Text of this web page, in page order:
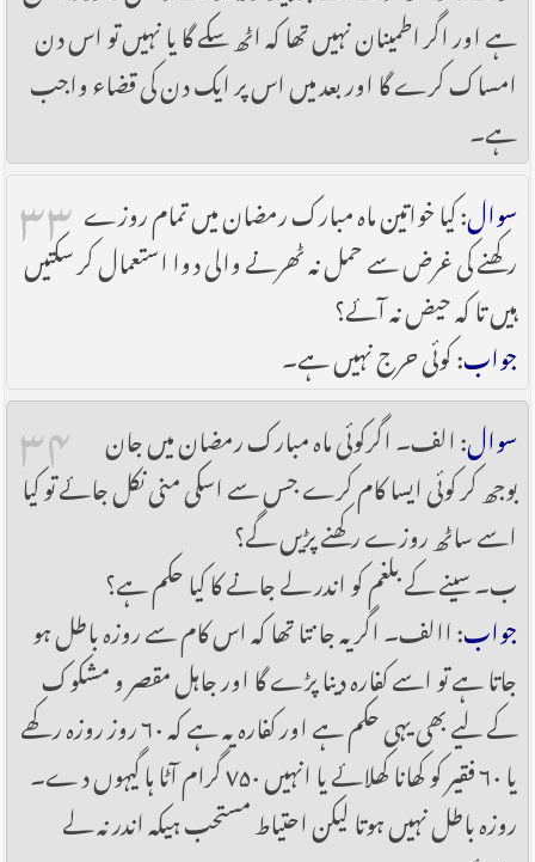
ہے اور اگر اطمینان نہیں تھا کہ اٹھ سکے گا یا نہیں تو اس دن
امساک کرے گا اور بعد میں اس پر ایک دن کی قضاء واجب
ہے۔
۳۳ سوال: کیا خواتین ماہ مبارک رمضان میں تمام روزے
رکھنے کی غرض سے حمل نہ ٹھرنے والی دوا استعمال کر سکتیں
ہیں تا کہ حیض نہ آئے؟
جواب: کوئی حرج نہیں ہے۔
۳۴ سوال: الف۔ اگرکوئی ماہ مبارک رمضان میں جان
بوجھ کر کوئی ایسا کام کرے جس سے اسکی منی نکل جائے تو کیا
اسے ساٹھ روزے رکھنے پڑیں گے؟
ب۔ سینے کے بلغم کو اندر لے جانے کا کیا حکم ہے؟
جواب: االف۔ اگر یہ جانتا تھا کہ اس کام سے روزہ باطل ہو
جاتا ہے تو اسے کفارہ دینا پڑے گا اور جاہل مقصر و مشکوک
کے لیے بھی یہی حکم ہے اور کفارہ یہ ہے کہ ۶۰ روز روزہ رکھے
یا ۶۰ فقیر کو کھانا کھلائے یا انہیں ۷۵۰ گرام آٹا ہا گیہوں دے۔
روزہ باطل نہیں ہوتا لیکن احتیاط مستحب ہیکہ اندر نہ لے